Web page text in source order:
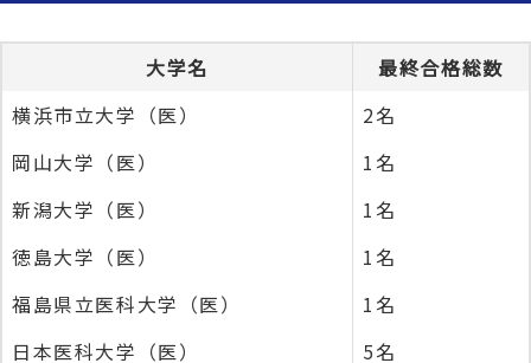
大学名
最終合格総数
横浜市立大学（医）
2名
岡山大学（医）
1名
新潟大学（医）
1名
徳島大学（医）
1名
福島県立医科大学（医）
1名
日本医科大学（医）
5名